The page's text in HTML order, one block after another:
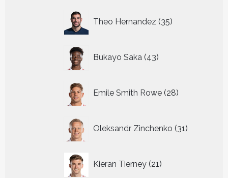
Theo Hernandez 35
producten
Bukayo Saka 43
producten
Emile Smith Rowe 28
producten
Oleksandr Zinchenko 31
producten
Kieran Tierney 21
producten